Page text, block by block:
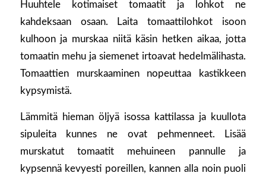
Huuhtele kotimaiset tomaatit ja lohkot ne
kahdeksaan osaan. Laita tomaattilohkot isoon
kulhoon ja murskaa niitä käsin hetken aikaa, jotta
tomaatin mehu ja siemenet irtoavat hedelmälihasta.
Tomaattien murskaaminen nopeuttaa kastikkeen
kypsymistä.
Lämmitä hieman öljyä isossa kattilassa ja kuullota
sipuleita kunnes ne ovat pehmenneet. Lisää
murskatut tomaatit mehuineen pannulle ja
kypsennä kevyesti poreillen, kannen alla noin puoli